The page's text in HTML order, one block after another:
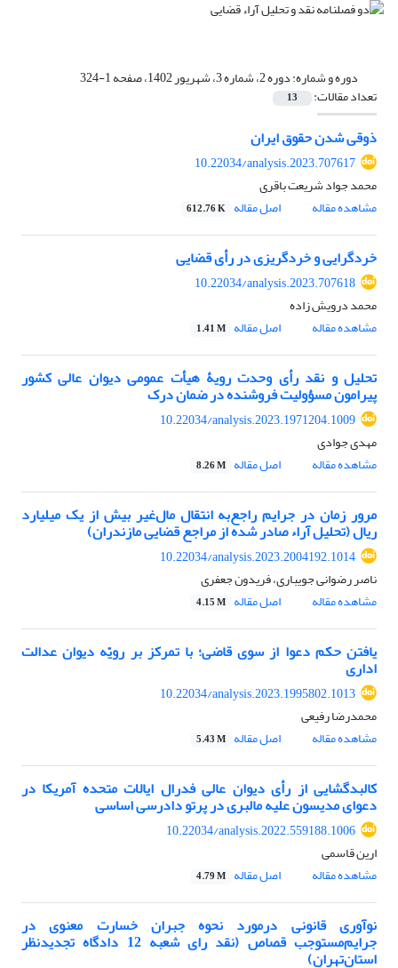
دوره و شماره:دوره 2، شماره 3، شهریور 1402، صفحه 1-324
تعداد مقالات: 13
ذوقی شدن حقوق ایران
10.22034/analysis.2023.707617
محمد جواد شریعت باقری
مشاهده مقاله
اصل مقاله 612.76 K
خردگرایی و خرد‌گریزی در رأی قضایی
10.22034/analysis.2023.707618
محمد درویش زاده
مشاهده مقاله
اصل مقاله 1.41 M
تحلیل و نقد رأی وحدت رویۀ هیأت عمومی دیوان عالی کشور
پیرامون مسؤولیت فروشنده در ضمان درک
10.22034/analysis.2023.1971204.1009
مهدی جوادی
مشاهده مقاله
اصل مقاله 8.26 M
مرور زمان در جرایم راجع‌به انتقال مال‌غیر بیش از یک میلیارد
ریال (تحلیل آراء صادر شده از مراجع قضایی مازندران)
10.22034/analysis.2023.2004192.1014
ناصر رضوانی جویباری، فریدون جعفری
مشاهده مقاله
اصل مقاله 4.15 M
یافتن حکم دعوا از سوی قاضی؛ با تمرکز بر رویّه دیوان عدالت
اداری
10.22034/analysis.2023.1995802.1013
محمدرضا رفیعی
مشاهده مقاله
اصل مقاله 5.43 M
کالبدگشایی از رأی دیوان عالی فدرال ایالات متحده آمریکا در
دعوای مدیسون علیه مالبری در پرتو دادرسی اساسی
10.22034/analysis.2022.559188.1006
ارین قاسمی
مشاهده مقاله
اصل مقاله 4.79 M
نوآوری قانونی درمورد نحوه جبران خسارت معنوی در
جرایم‌مستوجب قصاص (نقد رای شعبه 12 دادگاه تجدیدنظر
استان‌تهران)